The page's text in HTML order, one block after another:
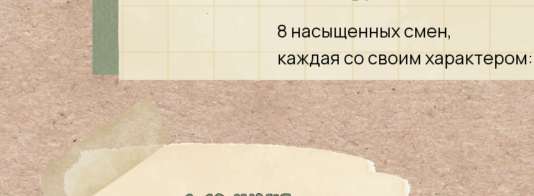
8 насыщенных смен,
каждая со своим характером: